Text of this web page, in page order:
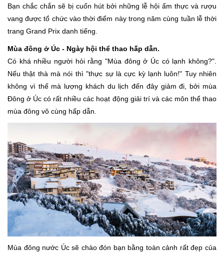
Bạn chắc chắn sẽ bị cuốn hút bởi những lễ hội ẩm thực và rượu
vang được tổ chức vào thời điểm này trong năm cùng tuần lễ thời
trang Grand Prix danh tiếng.
Mùa đông ở Úc - Ngày hội thể thao hấp dẫn.
Có khá nhiều người hỏi rằng "Mùa đông ở Úc có lạnh không?".
Nếu thật thà mà nói thì "thực sự là cực kỳ lạnh luôn!" Tuy nhiên
không vì thế mà lượng khách du lịch đến đây giảm đi, bởi mùa
Đông ở Úc có rất nhiều các hoạt động giải trí và các môn thể thao
mùa đông vô cùng hấp dẫn.
Mùa đông nước Úc sẽ chào đón bạn bằng toàn cảnh rất đẹp của